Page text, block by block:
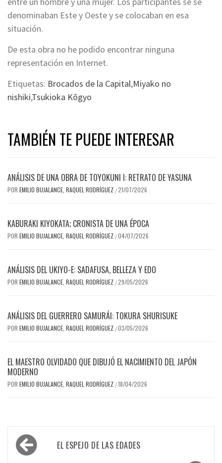
denominaban Este y Oeste y se colocaban en esa
situación.
De esta obra no he podido encontrar ninguna
representación en Internet.
Etiquetas: Brocados de la Capital,Miyako no
nishiki,Tsukioka Kōgyo
TAMBIÉN TE PUEDE INTERESAR
ANÁLISIS DE UNA OBRA DE TOYOKUNI I: RETRATO DE YASUNA
POR EMILIO BUJALANCE, RAQUEL RODRÍGUEZ /21/07/2026
KABURAKI KIYOKATA; CRONISTA DE UNA ÉPOCA
POR EMILIO BUJALANCE, RAQUEL RODRÍGUEZ /04/07/2026
ANÁLISIS DEL UKIYO-E: SADAFUSA, BELLEZA Y EDO
POR EMILIO BUJALANCE, RAQUEL RODRÍGUEZ /29/05/2026
ANÁLISIS DEL GUERRERO SAMURÁI: TOKURA SHURISUKE
POR EMILIO BUJALANCE, RAQUEL RODRÍGUEZ /03/05/2026
EL MAESTRO OLVIDADO QUE DIBUJÓ EL NACIMIENTO DEL JAPÓN
MODERNO
POR EMILIO BUJALANCE, RAQUEL RODRÍGUEZ /18/04/2026
Navegación
de EL ESPEJO DE LAS EDADES